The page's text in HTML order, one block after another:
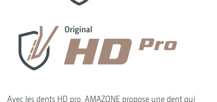
Avec les dents HD pro, AMAZONE propose une dent qui